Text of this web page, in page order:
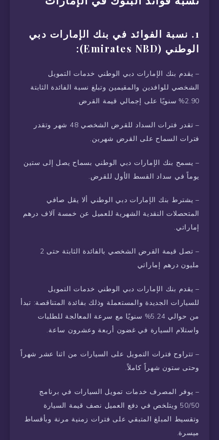
1. نسبة الفوائد في بنك الإمارات دبي
الوطني (Emirates NBD):
– يقدم بنك الإمارات دبي الوطني خدمات التمويل
الشخصي للوافدين والمقيمين وتبلغ نسبة الفائدة الثابتة
2.90% سنويًا على إجمالي قيمة القرض.
– تقدر فترات السداد للقرض الشخصي 48 شهر وتقدر
فترات السماح على القرض شهرين.
– يسمح بنك الإمارات دبي الوطني بسماح يصل إلى ستين
يوماً في سداد القسط الأول للقرض.
– يشترط بنك الإمارات دبي الوطني ألا يقل صافي
المتحصلات النقدية الشهرية للعميل عن خمسة آلاف درهم
إماراتي.
– تصل قيمة القرض الشخصي بالفائدة الثابتة حتى 2
مليون درهم إماراتي
– يقدم بنك الإمارات دبي الوطني خدمات التمويل
للسيارات الجديدة والمستعملة وذلك بفائدة المتناقصة: تبدأ
من حوالي 5.24% سنويًا مع سرعة المعالجة للطلبات
واستلام السيارة في غضون أربعة وعشرون ساعة.
– تتراوح فترات التمويل على السيارات من اثنا عشر شهراً
وحتى ستون شهراً كاملاً.
– يوفر المصرف خدمات تمويل السيارات في برنامج
50/50 ويتلخص في دفع العميل نصف قيمة السيارة
وتقسيط المبلغ المتبقي على فترات زمنية مرنة وبأقساط
ميسرة.